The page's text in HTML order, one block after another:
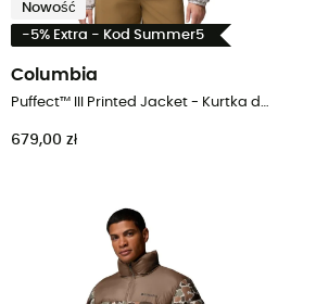
Nowość
-5% Extra - Kod Summer5
Columbia
679,00 zł